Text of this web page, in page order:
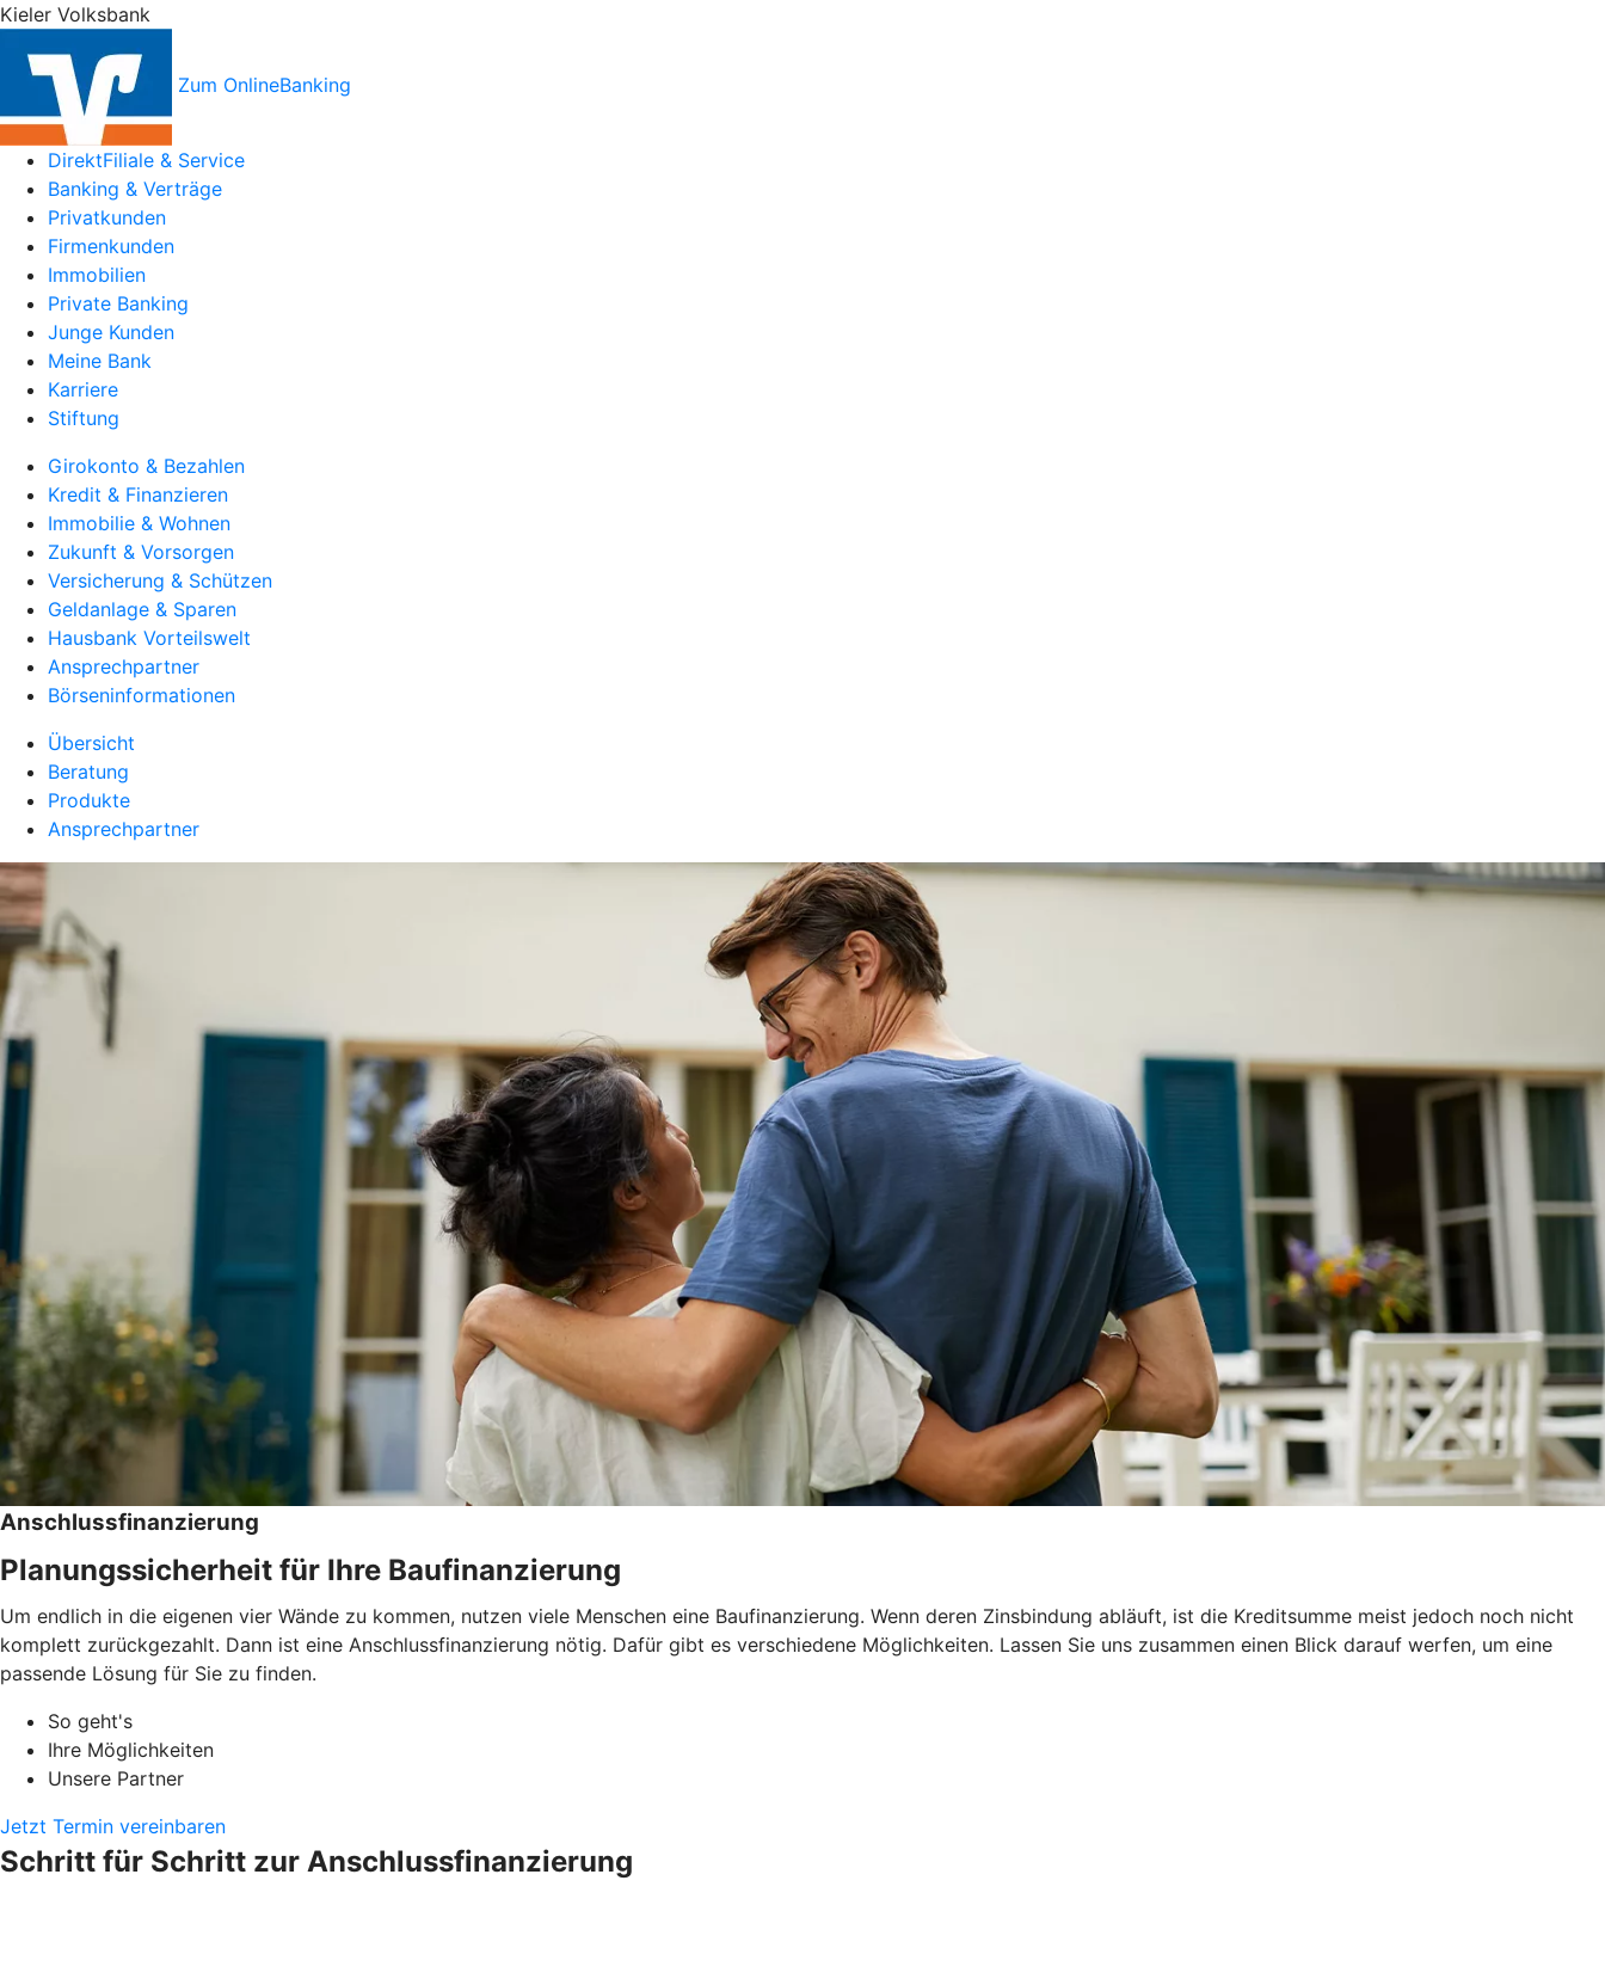
Kieler Volksbank
Zum OnlineBanking
DirektFiliale & Service
Banking & Verträge
Privatkunden
Firmenkunden
Immobilien
Private Banking
Junge Kunden
Meine Bank
Karriere
Stiftung
Girokonto & Bezahlen
Kredit & Finanzieren
Immobilie & Wohnen
Zukunft & Vorsorgen
Versicherung & Schützen
Geldanlage & Sparen
Hausbank Vorteilswelt
Ansprechpartner
Börseninformationen
Übersicht
Beratung
Produkte
Ansprechpartner
Anschlussfinanzierung
Planungssicherheit für Ihre Baufinanzierung
Um endlich in die eigenen vier Wände zu kommen, nutzen viele Menschen eine Baufinanzierung. Wenn deren Zinsbindung abläuft, ist die Kreditsumme meist jedoch noch nicht
komplett zurückgezahlt. Dann ist eine Anschlussfinanzierung nötig. Dafür gibt es verschiedene Möglichkeiten. Lassen Sie uns zusammen einen Blick darauf werfen, um eine
passende Lösung für Sie zu finden.
So geht's
Ihre Möglichkeiten
Unsere Partner
Jetzt Termin vereinbaren
Schritt für Schritt zur Anschlussfinanzierung